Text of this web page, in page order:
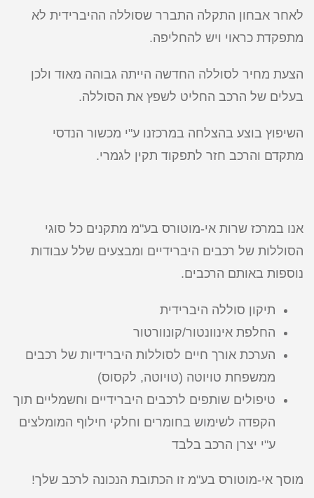
לאחר אבחון התקלה התברר שסוללה ההיברידית לא
מתפקדת כראוי ויש להחליפה.
הצעת מחיר לסוללה החדשה הייתה גבוהה מאוד ולכן
בעלים של הרכב החליט לשפץ את הסוללה.
השיפוץ בוצע בהצלחה במרכזנו ע"י מכשור הנדסי
מתקדם והרכב חזר לתפקוד תקין לגמרי.
אנו במרכז שרות אי-מוטורס בע"מ מתקנים כל סוגי
הסוללות של רכבים היברידיים ומבצעים שלל עבודות
נוספות באותם הרכבים.
תיקון סוללה היברידית
החלפת אינוונטור/קונוורטור
הערכת אורך חיים לסוללות היברידיות של רכבים
ממשפחת טויוטה (טויוטה, לקסוס)
טיפולים שותפים לרכבים היברידיים וחשמליים תוך
הקפדה לשימוש בחומרים וחלקי חילוף המומלצים
ע"י יצרן הרכב בלבד
מוסך אי-מוטורס בע"מ זו הכתובת הנכונה לרכב שלך!